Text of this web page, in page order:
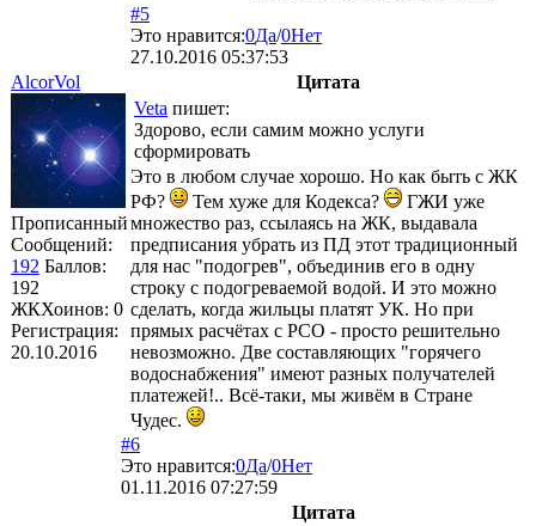
AlcorVol
Прописанный
Сообщений:
192 Баллов:
192
ЖКХоинов: 0
Регистрация:
20.10.2016
#5
Это нравится:0Да/0Нет
27.10.2016 05:37:53
Цитата
Veta пишет:
Здорово, если самим можно услуги
сформировать
Это в любом случае хорошо. Но как быть с ЖК
РФ?
Тем хуже для Кодекса?
ГЖИ уже
множество раз, ссылаясь на ЖК, выдавала
предписания убрать из ПД этот традиционный
для нас "подогрев", объединив его в одну
строку с подогреваемой водой. И это можно
сделать, когда жильцы платят УК. Но при
прямых расчётах с РСО - просто решительно
невозможно. Две составляющих "горячего
водоснабжения" имеют разных получателей
платежей!.. Всё-таки, мы живём в Стране
Чудес.
#6
Это нравится:0Да/0Нет
01.11.2016 07:27:59
Цитата